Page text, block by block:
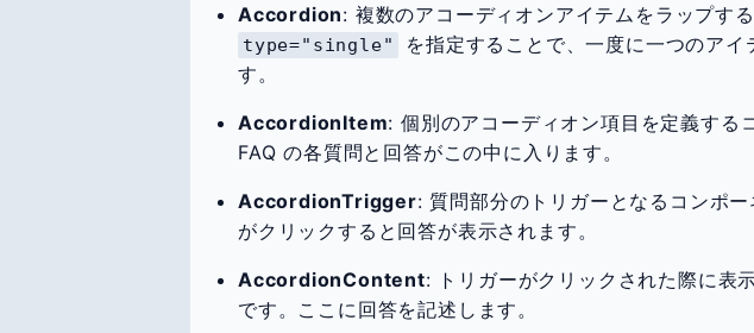
Accordion: 複数のアコーディオンアイテムをラップす
type="single"
を指定することで、一度に一つのアイ
す。
AccordionItem: 個別のアコーディオン項目を定義する
FAQ の各質問と回答がこの中に入ります。
AccordionTrigger: 質問部分のトリガーとなるコンポ
がクリックすると回答が表示されます。
AccordionContent: トリガーがクリックされた際に表
です。ここに回答を記述します。